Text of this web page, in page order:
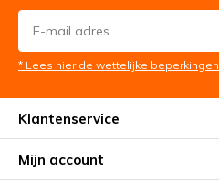
* Lees hier de wettelijke beperkingen
Klantenservice
Mijn account